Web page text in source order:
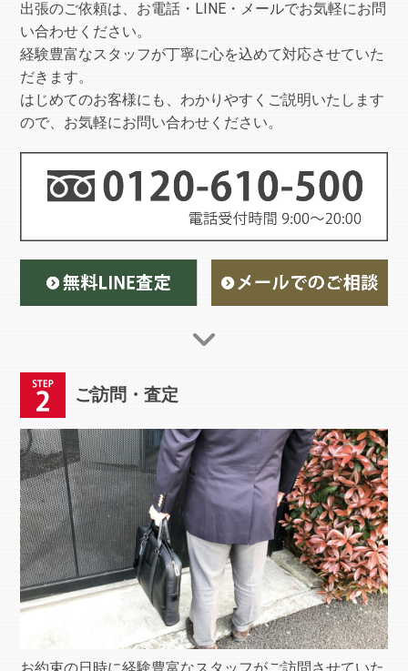
出張のご依頼は、お電話・LINE・メールでお気軽にお問
い合わせください。
経験豊富なスタッフが丁寧に心を込めて対応させていた
だきます。
はじめてのお客様にも、わかりやすくご説明いたします
ので、お気軽にお問い合わせください。
ご訪問・査定